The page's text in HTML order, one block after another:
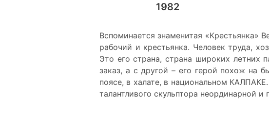
1982
Вспоминается знаменитая «Крестьянка»
рабочий и крестьянка. Человек труда,
Это его страна, страна широких летних
заказ, а с другой – его герой похож на
поясе, в халате, в национальном
талантливого скульптора неординарной